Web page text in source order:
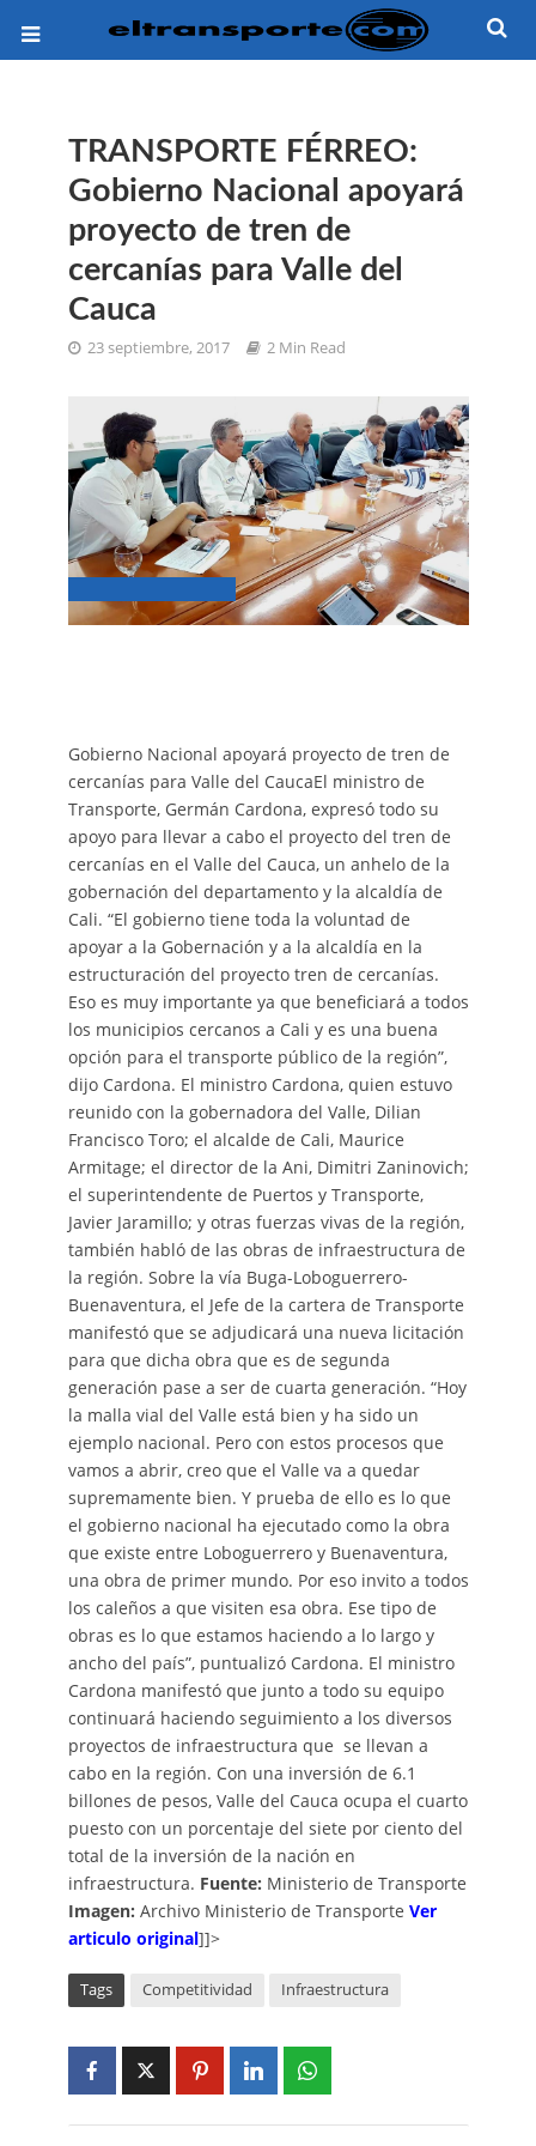
TRANSPORTE FÉRREO:
Gobierno Nacional apoyará
proyecto de tren de
cercanías para Valle del
Cauca
23 septiembre, 2017 2 Min Read
Gobierno Nacional apoyará proyecto de tren de
cercanías para Valle del CaucaEl ministro de
Transporte, Germán Cardona, expresó todo su
apoyo para llevar a cabo el proyecto del tren de
cercanías en el Valle del Cauca, un anhelo de la
gobernación del departamento y la alcaldía de
Cali. “El gobierno tiene toda la voluntad de
apoyar a la Gobernación y a la alcaldía en la
estructuración del proyecto tren de cercanías.
Eso es muy importante ya que beneficiará a todos
los municipios cercanos a Cali y es una buena
opción para el transporte público de la región”,
dijo Cardona. El ministro Cardona, quien estuvo
reunido con la gobernadora del Valle, Dilian
Francisco Toro; el alcalde de Cali, Maurice
Armitage; el director de la Ani, Dimitri Zaninovich;
el superintendente de Puertos y Transporte,
Javier Jaramillo; y otras fuerzas vivas de la región,
también habló de las obras de infraestructura de
la región. Sobre la vía Buga-Loboguerrero-
Buenaventura, el Jefe de la cartera de Transporte
manifestó que se adjudicará una nueva licitación
para que dicha obra que es de segunda
generación pase a ser de cuarta generación. “Hoy
la malla vial del Valle está bien y ha sido un
ejemplo nacional. Pero con estos procesos que
vamos a abrir, creo que el Valle va a quedar
supremamente bien. Y prueba de ello es lo que
el gobierno nacional ha ejecutado como la obra
que existe entre Loboguerrero y Buenaventura,
una obra de primer mundo. Por eso invito a todos
los caleños a que visiten esa obra. Ese tipo de
obras es lo que estamos haciendo a lo largo y
ancho del país”, puntualizó Cardona. El ministro
Cardona manifestó que junto a todo su equipo
continuará haciendo seguimiento a los diversos
proyectos de infraestructura que se llevan a
cabo en la región. Con una inversión de 6.1
billones de pesos, Valle del Cauca ocupa el cuarto
puesto con un porcentaje del siete por ciento del
total de la inversión de la nación en
infraestructura. Fuente: Ministerio de Transporte
Imagen: Archivo Ministerio de Transporte Ver
articulo original]]>
Tags Competitividad Infraestructura